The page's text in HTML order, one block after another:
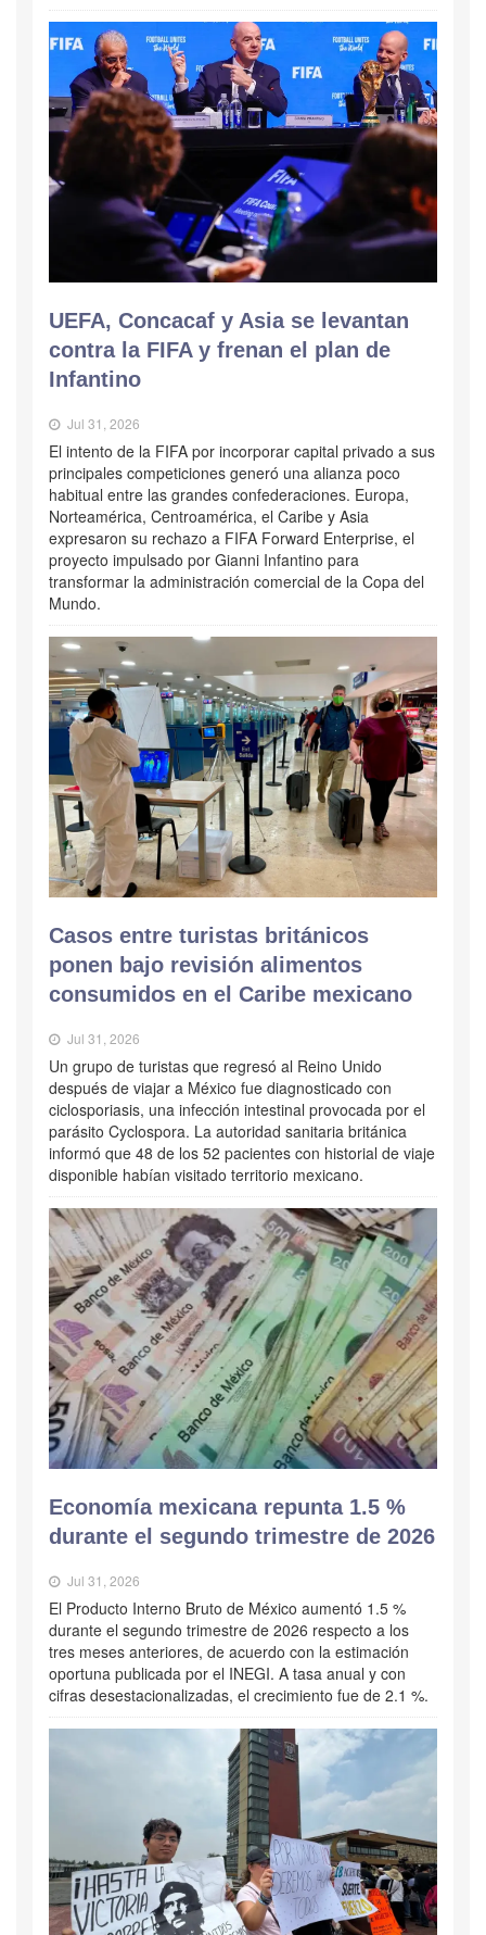
UEFA, Concacaf y Asia se levantan
contra la FIFA y frenan el plan de
Infantino
Jul 31, 2026
El intento de la FIFA por incorporar capital privado a sus
principales competiciones generó una alianza poco
habitual entre las grandes confederaciones. Europa,
Norteamérica, Centroamérica, el Caribe y Asia
expresaron su rechazo a FIFA Forward Enterprise, el
proyecto impulsado por Gianni Infantino para
transformar la administración comercial de la Copa del
Mundo.
Casos entre turistas británicos
ponen bajo revisión alimentos
consumidos en el Caribe mexicano
Jul 31, 2026
Un grupo de turistas que regresó al Reino Unido
después de viajar a México fue diagnosticado con
ciclosporiasis, una infección intestinal provocada por el
parásito Cyclospora. La autoridad sanitaria británica
informó que 48 de los 52 pacientes con historial de viaje
disponible habían visitado territorio mexicano.
Economía mexicana repunta 1.5 %
durante el segundo trimestre de 2026
Jul 31, 2026
El Producto Interno Bruto de México aumentó 1.5 %
durante el segundo trimestre de 2026 respecto a los
tres meses anteriores, de acuerdo con la estimación
oportuna publicada por el INEGI. A tasa anual y con
cifras desestacionalizadas, el crecimiento fue de 2.1 %.